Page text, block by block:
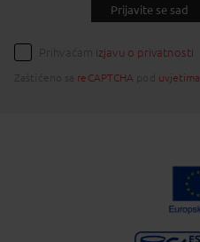
Prijavite se sad
Prihvaćam izjavu o privatnosti
Zaštićeno sa reCAPTCHA uvjetima